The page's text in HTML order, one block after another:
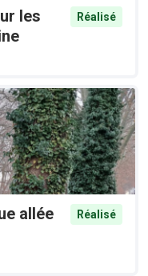
les
Réalisé
allée
Réalisé